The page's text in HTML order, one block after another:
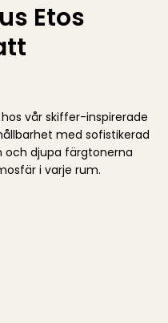
Etos
vår skiffer-inspirerade
med sofistikerad
och djupa färgtonerna
i varje rum.